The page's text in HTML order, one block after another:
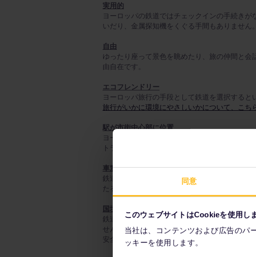
同意
このウェブサイトはCookieを使用し
当社は、コンテンツおよび広告のパ
ッキーを使用します。
実用的
ヨーロッパの鉄道ではチェックインの手続き
いだり、金属探知機をくぐる手間もありません
自由
ゆったり座って景色を眺めたり、旅の仲間と
由自在です。
エコフレンドリー
ヨーロッパ旅行の手段として鉄道を選択する
旅行がいかに環境にやさしいかについて、こち
駅が市街中心部に位置
ヨーロッパの鉄道旅行で最大の利点は、鉄道
トラン、ホテルが軒を連ねています。
車窓からの眺め
鉄道の旅では、雲や汚れたトラックの後ろ姿
たる丘や、賑やかな都会、静かで落ち着いた田
国境越えも簡単
鉄道旅行者がシェンゲン協定加盟国（シェンゲ
せん。 しかし、セキュリティチェックは随時
安全、かつ手頃な料金で利用できる交通手段で